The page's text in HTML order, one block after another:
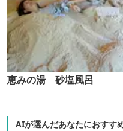
恵みの湯 砂塩風呂
AIが選んだあなたにおすす